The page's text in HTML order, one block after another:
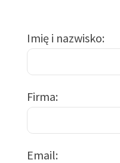
Imię i nazwisko
Firma
Email